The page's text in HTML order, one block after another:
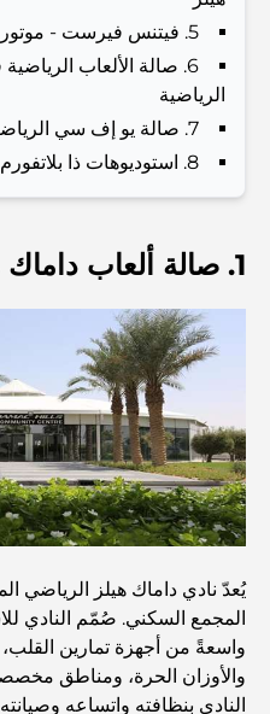
Dubai: Your Ultimate
Guide
المدارس القريبة من نخلة
الرائع والمناظر الطبيعية
مطاعم بإطلالة على برج
دليل شامل لأندية شاطئ نخلة
المدينة
أفضل 7 نوادي رياضية
صورها
5. فيتنس فيرست - موتور سيتي
6. صالة الألعاب
الرياضية
7. صالة يو إف سي الرياضية - مدينة السيارات
8. استوديوهات ذا بلاتفورم - مدينة دبي الرياضية
1. صالة ألعاب داماك هيلز المجتمعية
يُعدّ نادي داماك هيلز الرياضي
المجمع السكني. صُمّم النادي
واسعةً من أجهزة تمارين
والأوزان الحرة، ومناطق
النادي بنظافته واتساعه